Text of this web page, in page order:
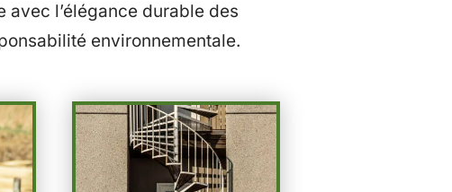
l’élégance durable des
environnementale.